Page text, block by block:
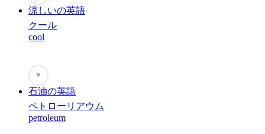
涼しいの英語
クール
cool
♥
石油の英語
ペトローリアウム
petroleum